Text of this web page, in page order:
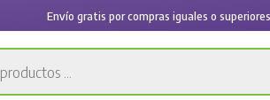
Envío gratis por compras iguales o